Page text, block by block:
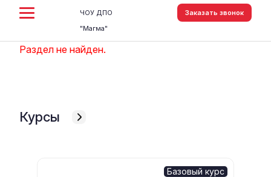
ЧОУ ДПО
"Магма"
Заказать звонок
Раздел не найден.
Курсы
Базовый курс